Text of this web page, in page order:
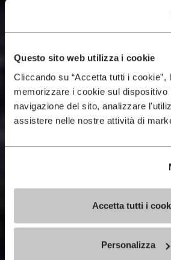
Questo sito web utilizza i cookie
Cliccando su “Accetta tutti i cookie”,
memorizzare i cookie sul dispositivo
navigazione del sito, analizzare
assistere nelle nostre attività di
Accetta tutti i
Personalizza